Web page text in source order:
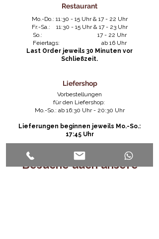
Restaurant
Mo.-Do.: 11:30 - 15 Uhr & 17 - 22 Uhr
Fr.-Sa.: 11:30 - 15 Uhr & 17 - 23 Uhr
So.: 17 - 22 Uhr
​Feiertags: ab 16 Uhr
​Last Order jeweils 30 Minuten vor
Schließzeit.
Liefershop
Vorbestellungen
für den Liefershop:
Mo.-So.: ab 16:30 Uhr - 20:30 Uhr
Lieferungen beginnen jeweils Mo.-So.:
17:45 Uhr
Besuche auch unsere